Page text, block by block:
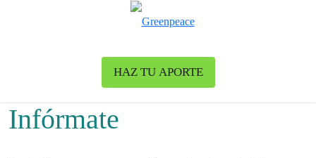
HAZ TU APORTE
Infórmate